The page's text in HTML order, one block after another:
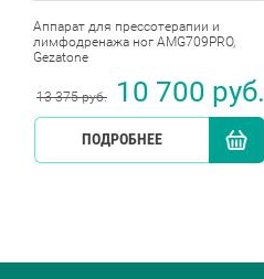
КУПИТЬ
Аппарат для прессотерапии и
лимфодренажа ног AMG709PRO,
Gezatone
13 375 руб. 10 700 руб.
ПОДРОБНЕЕ